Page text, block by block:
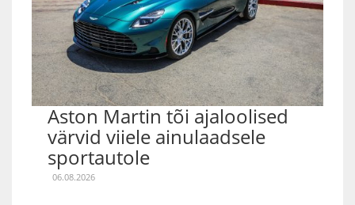
Aston Martin tõi ajaloolised
värvid viiele ainulaadsele
sportautole
06.08.2026